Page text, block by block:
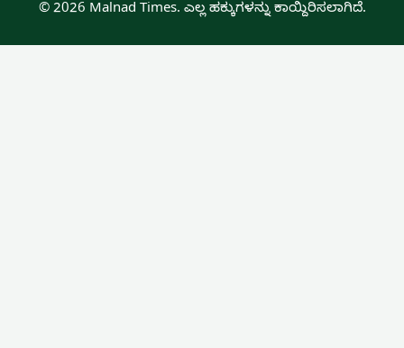
© 2026 Malnad Times. ಎಲ್ಲ ಹಕ್ಕುಗಳನ್ನು ಕಾಯ್ದಿರಿಸಲಾಗಿದೆ.